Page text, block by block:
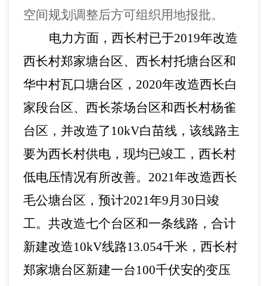
空间规划调整后方可组织用地报批。
电力方面， 西长村已于2019年改造
西长村郑家塘台区、西长村托塘台区和
华中村瓦口塘台区，2020年改造西长白
家段台区、西长茶场台区和西长村杨雀
台区，并改造了10kV白苗线，该线路主
要为西长村供电，现均已竣工，西长村
低电压情况有所改善。2021年改造西长
毛公塘台区，预计2021年9月30日竣
工。共改造七个台区和一条线路，合计
新建改造10kV线路13.054千米，西长村
郑家塘台区新建一台100千伏安的变压